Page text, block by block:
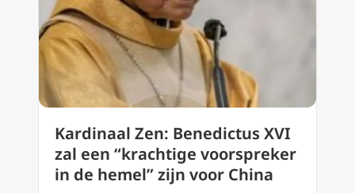
Kardinaal Zen: Benedictus XVI
zal een “krachtige voorspreker
in de hemel” zijn voor China